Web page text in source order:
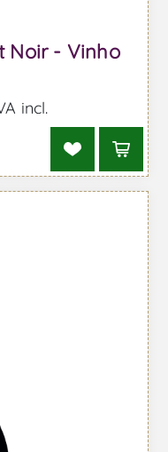
Noir - Vinho
incl.